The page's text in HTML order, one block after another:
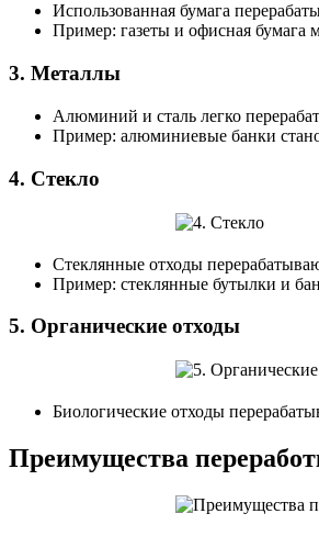
Использованная бумага
Пример: газеты и офисная бумага
3. Металлы
Алюминий и сталь легко
Пример: алюминиевые банки
4. Стекло
Стеклянные отходы
Пример: стеклянные бутылки и
5. Органические отходы
Биологические отходы
Преимущества